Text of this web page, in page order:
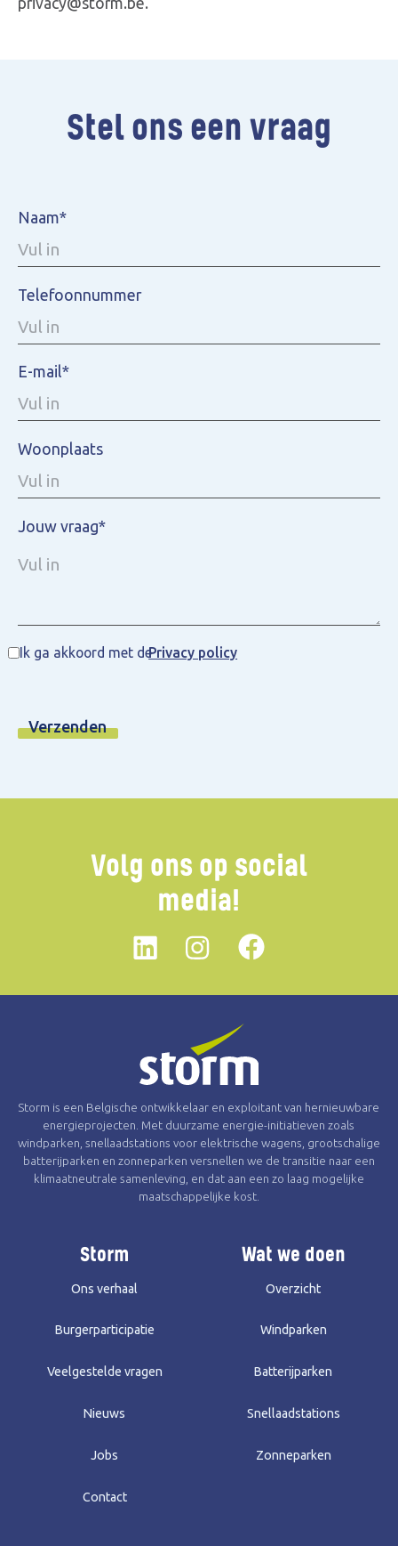
Volg ons op social
media!
Stel ons een vraag
Naam*
Telefoonnummer
E-mail*
Woonplaats
Jouw vraag*
Ik ga akkoord met dePrivacy policy
Storm is een Belgische ontwikkelaar en exploitant van hernieuwbare
energieprojecten. Met duurzame energie-initiatieven zoals
windparken, snellaadstations voor elektrische wagens, grootschalige
batterijparken en zonneparken versnellen we de transitie naar een
klimaatneutrale samenleving, en dat aan een zo laag mogelijke
maatschappelijke kost.
Storm
Ons verhaal
Burgerparticipatie
Veelgestelde vragen
Nieuws
Jobs
Contact
Wat we doen
Overzicht
Windparken
Batterijparken
Snellaadstations
Zonneparken